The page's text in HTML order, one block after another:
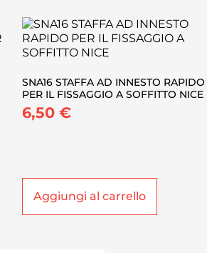
SNA16 STAFFA AD INNESTO RAPIDO
PER IL FISSAGGIO A SOFFITTO NICE
6,50 €
Aggiungi al carrello